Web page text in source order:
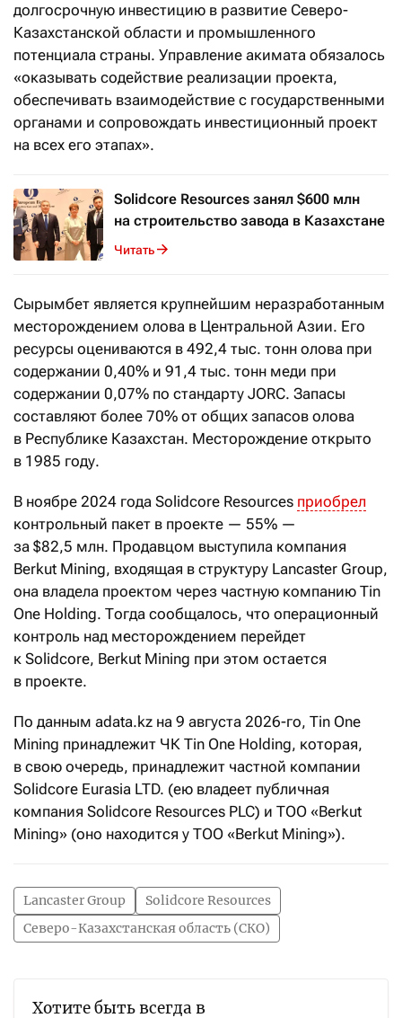
долгосрочную инвестицию в развитие Северо-
Казахстанской области и промышленного
потенциала страны. Управление акимата обязалось
«оказывать содействие реализации проекта,
обеспечивать взаимодействие с государственными
органами и сопровождать инвестиционный проект
на всех его этапах».
Solidcore Resources занял $600 млн
на строительство завода в Казахстане
Читать
Сырымбет является крупнейшим неразработанным
месторождением олова в Центральной Азии. Его
ресурсы оцениваются в 492,4 тыс. тонн олова при
содержании 0,40% и 91,4 тыс. тонн меди при
содержании 0,07% по стандарту JORC. Запасы
составляют более 70% от общих запасов олова
в Республике Казахстан. Месторождение открыто
в 1985 году.
В ноябре 2024 года Solidcore Resources приобрел
контрольный пакет в проекте — 55% —
за $82,5 млн. Продавцом выступила компания
Berkut Mining, входящая в структуру Lancaster Group,
она владела проектом через частную компанию Tin
One Holding. Тогда сообщалось, что операционный
контроль над месторождением перейдет
к Solidcore, Berkut Mining при этом остается
в проекте.
По данным adata.kz на 9 августа 2026-го, Tin One
Mining принадлежит ЧК Tin One Holding, которая,
в свою очередь, принадлежит частной компании
Solidcore Eurasia LTD. (ею владеет публичная
компания Solidcore Resources PLC) и ТОО «Berkut
Mining» (оно находится у ТОО «Berkut Mining»).
Lancaster Group
Solidcore Resources
Северо-Казахстанская область (СКО)
Хотите быть всегда в